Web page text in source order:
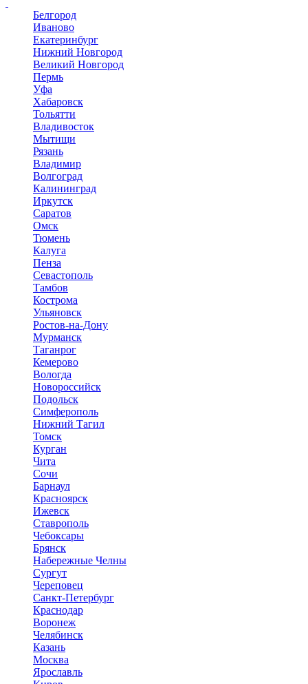
Белгород
Иваново
Екатеринбург
Нижний Новгород
Великий Новгород
Пермь
Уфа
Хабаровск
Тольятти
Владивосток
Мытищи
Рязань
Владимир
Волгоград
Калининград
Иркутск
Саратов
Омск
Тюмень
Калуга
Пенза
Севастополь
Тамбов
Кострома
Ульяновск
Ростов-на-Дону
Мурманск
Таганрог
Кемерово
Вологда
Новороссийск
Подольск
Симферополь
Нижний Тагил
Томск
Курган
Чита
Сочи
Барнаул
Красноярск
Ижевск
Ставрополь
Чебоксары
Брянск
Набережные Челны
Сургут
Череповец
Санкт-Петербург
Краснодар
Воронеж
Челябинск
Казань
Москва
Ярославль